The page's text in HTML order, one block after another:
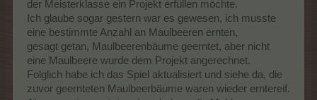
der Meisterklasse ein Projekt erfüllen möchte.
Ich glaube sogar gestern war es gewesen, ich musste
eine bestimmte Anzahl an Maulbeeren ernten,
gesagt getan, Maulbeerenbäume geerntet, aber nicht
eine Maulbeere wurde dem Projekt angerechnet.
Folglich habe ich das Spiel aktualisiert und siehe da, die
zuvor geernteten Maulbeerbäume waren wieder erntereif.